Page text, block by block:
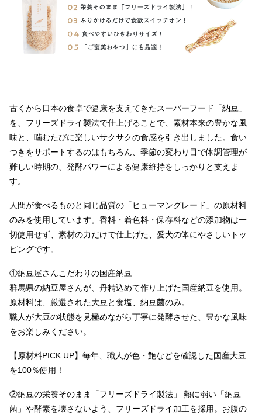
古くから日本の食卓で健康を支えてきたスーパーフード「納豆」
を、フリーズドライ製法で仕上げることで、素材本来の豊かな風
味と、噛むたびに楽しいサクサクの食感を引き出しました。食い
つきをサポートするのはもちろん、季節の変わり目で体調管理が
難しい時期の、発酵パワーによる健康維持をしっかりと支えま
す。
人間が食べるものと同じ品質の「ヒューマングレード」の原材料
のみを使用しています。香料・着色料・保存料などの添加物は一
切使用せず、素材の力だけで仕上げた、愛犬の体にやさしいトッ
ピングです。
①納豆屋さんこだわりの国産納豆
群馬県の納豆屋さんが、丹精込めて作り上げた国産納豆を使用。
原材料は、厳選された大豆と食塩、納豆菌のみ。
職人が大豆の状態を見極めながら丁寧に発酵させた、豊かな風味
をお楽しみください。
【原材料PICK UP】毎年、職人が色・艶などを確認した国産大豆
を100％使用！
②納豆の栄養そのまま「フリーズドライ製法」 熱に弱い「納豆
菌」や酵素を壊さないよう、フリーズドライ加工を採用。お腹の